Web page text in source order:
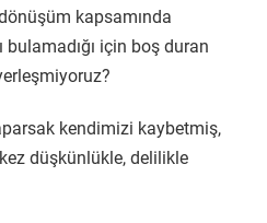
kapsamında
bulamadığı için boş duran
kendimizi kaybetmiş,
düşkünlükle, delilikle